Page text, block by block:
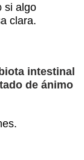
si algo
clara.
intestinal
de ánimo